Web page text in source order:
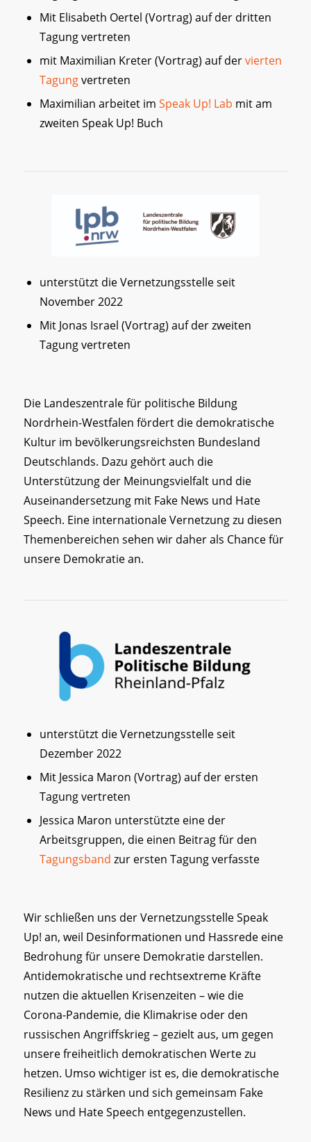
Mit Elisabeth Oertel (Vortrag) auf der dritten
Tagung vertreten
mit Maximilian Kreter (Vortrag) auf dervierten
Tagungvertreten
Maximilian arbeitet im Speak Up! Lab mit am
zweiten Speak Up! Buch
unterstützt die Vernetzungsstelle seit
November 2022
Mit Jonas Israel (Vortrag) auf der zweiten
Tagung vertreten
Die Landeszentrale für politische Bildung
Nordrhein-Westfalen fördert die demokratische
Kultur im bevölkerungsreichsten Bundesland
Deutschlands. Dazu gehört auch die
Unterstützung der Meinungsvielfalt und die
Auseinandersetzung mit Fake News und Hate
Speech. Eine internationale Vernetzung zu diesen
Themenbereichen sehen wir daher als Chance für
unsere Demokratie an.
unterstützt die Vernetzungsstelle seit
Dezember 2022
Mit Jessica Maron (Vortrag) auf der ersten
Tagung vertreten
Jessica Maron unterstützte eine der
Arbeitsgruppen, die einen Beitrag für den
Tagungsband zur ersten Tagung verfasste
Wir schließen uns der Vernetzungsstelle Speak
Up! an, weil Desinformationen und Hassrede eine
Bedrohung für unsere Demokratie darstellen.
Antidemokratische und rechtsextreme Kräfte
nutzen die aktuellen Krisenzeiten – wie die
Corona-Pandemie, die Klimakrise oder den
russischen Angriffskrieg – gezielt aus, um gegen
unsere freiheitlich demokratischen Werte zu
hetzen. Umso wichtiger ist es, die demokratische
Resilienz zu stärken und sich gemeinsam Fake
News und Hate Speech entgegenzustellen.